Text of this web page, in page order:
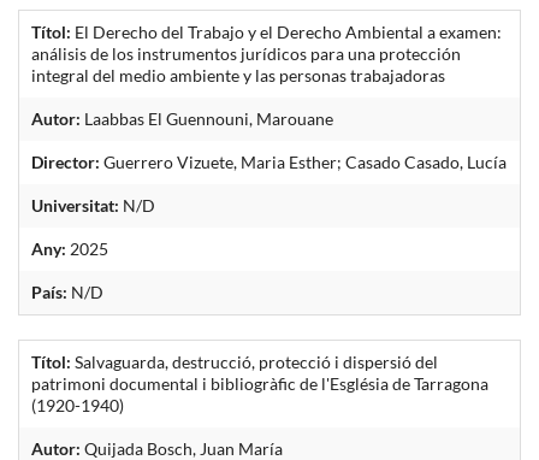
Títol: El Derecho del Trabajo y el Derecho Ambiental a examen:
análisis de los instrumentos jurídicos para una protección
integral del medio ambiente y las personas trabajadoras
Autor: Laabbas El Guennouni, Marouane
Director: Guerrero Vizuete, Maria Esther; Casado Casado, Lucía
Universitat: N/D
Any: 2025
País: N/D
Títol: Salvaguarda, destrucció, protecció i dispersió del
patrimoni documental i bibliogràfic de l'Església de Tarragona
(1920-1940)
Autor: Quijada Bosch, Juan María